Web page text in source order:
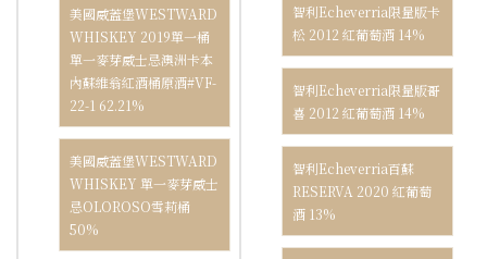
美國威蓋堡WESTWARD
WHISKEY 2019單一桶
單一麥芽威士忌澳洲卡本
內蘇維翁紅酒桶原酒#VF-
22-1 62.21%
美國威蓋堡WESTWARD
WHISKEY 單一麥芽威士
忌OLOROSO雪莉桶
50%
智利Echeverria限量版卡
松 2012 紅葡萄酒 14%
智利Echeverria限量版哥
喜 2012 紅葡萄酒 14%
智利Echeverria百蘇
RESERVA 2020 紅葡萄
酒 13%